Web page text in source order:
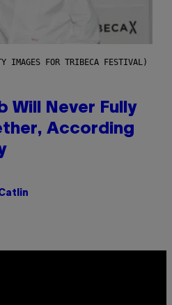
IMAGES FOR TRIBECA FESTIVAL)
Will Never Fully
According